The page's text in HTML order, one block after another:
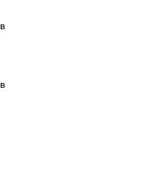
в
в